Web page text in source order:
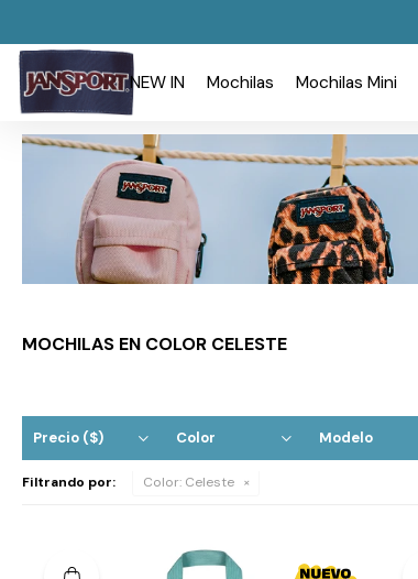
NEW IN Mochilas Mochilas Mini
MOCHILAS EN COLOR CELESTE
Precio ($) Color Modelo
Filtrando por: Color: Celeste